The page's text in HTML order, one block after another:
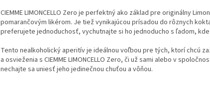
CIEMME LIMONCELLO Zero je perfektný ako základ pre originálny
pomarančovým likérom. Je tiež vynikajúcou prísadou do rôznych
preferujete jednoduchosť, vychutnajte si ho jednoducho s ľadom,
Tento nealkoholický aperitív je ideálnou voľbou pre tých, ktorí chcú
a osvieženia s CIEMME LIMONCELLO Zero, či už sami alebo v
nechajte sa uniesť jeho jedinečnou chuťou a vôňou.